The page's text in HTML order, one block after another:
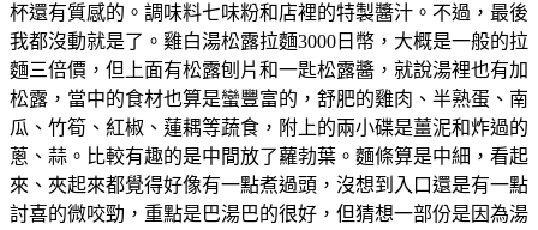
杯還有質感的。調味料七味粉和店裡的特製醬汁。不過，最後
我都沒動就是了。雞白湯松露拉麵3000日幣，大概是一般的拉
麵三倍價，但上面有松露刨片和一匙松露醬，就說湯裡也有加
松露，當中的食材也算是蠻豐富的，舒肥的雞肉、半熟蛋、南
瓜、竹筍、紅椒、蓮耦等蔬食，附上的兩小碟是薑泥和炸過的
蔥、蒜。比較有趣的是中間放了蘿勃葉。麵條算是中細，看起
來、夾起來都覺得好像有一點煮過頭，沒想到入口還是有一點
討喜的微咬勁，重點是巴湯巴的很好，但猜想一部份是因為湯